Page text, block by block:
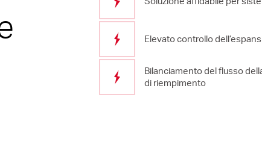
Elevato controllo
Bilanciamento del flusso
di riempimento